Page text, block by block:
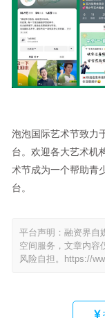
泡泡国际艺术节致力
台。欢迎各大艺术机
术节成为一个帮助青
台。
平台声明：融资界自
空间服务，文章内容
风险自担。
https://